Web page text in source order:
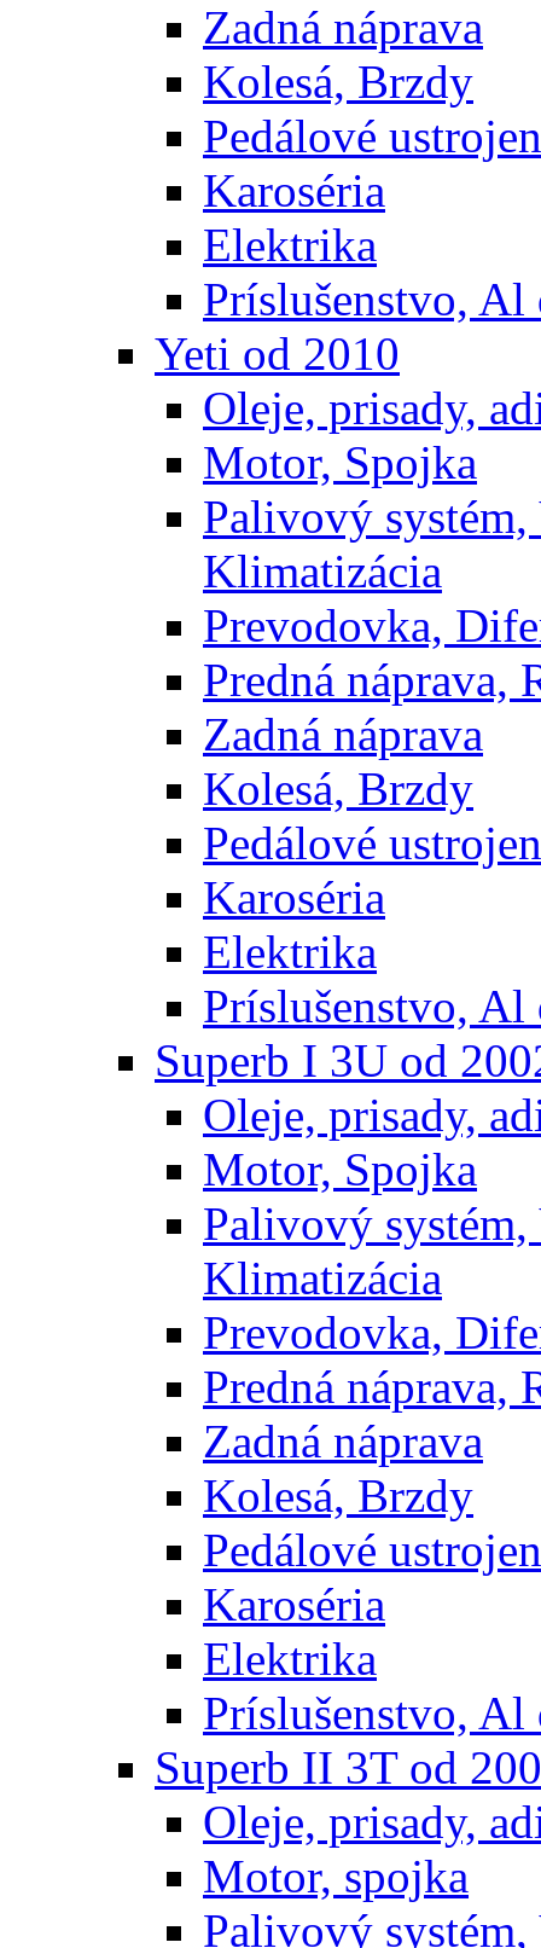
Zadná náprava
Kolesá, Brzdy
Pedálové
Karoséria
Elektrika
Príslušenstvo, Al
Yeti od 2010
Oleje, prisady,
Motor, Spojka
Palivový
Klimatizácia
Prevodovka,
Predná náprava,
Zadná náprava
Kolesá, Brzdy
Pedálové
Karoséria
Elektrika
Príslušenstvo, Al
Superb I 3U od
Oleje, prisady,
Motor, Spojka
Palivový
Klimatizácia
Prevodovka,
Predná náprava,
Zadná náprava
Kolesá, Brzdy
Pedálové
Karoséria
Elektrika
Príslušenstvo, Al
Superb II 3T od
Oleje, prisady,
Motor, spojka
Palivový